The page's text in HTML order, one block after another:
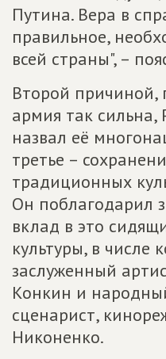
Путина. Вера в
правильное,
всей страны", –
Второй причиной,
армия так сильна,
назвал её
третье –
традиционных
Он поблагодарил
вклад в это
культуры, в числе
заслуженный
Конкин и
сценарист,
Никоненко.